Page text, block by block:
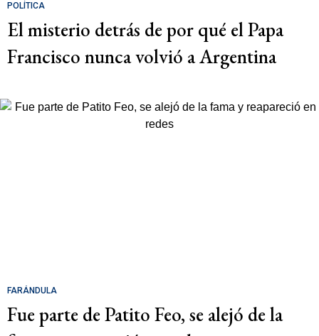
POLÍTICA
El misterio detrás de por qué el Papa
Francisco nunca volvió a Argentina
FARÁNDULA
Fue parte de Patito Feo, se alejó de la